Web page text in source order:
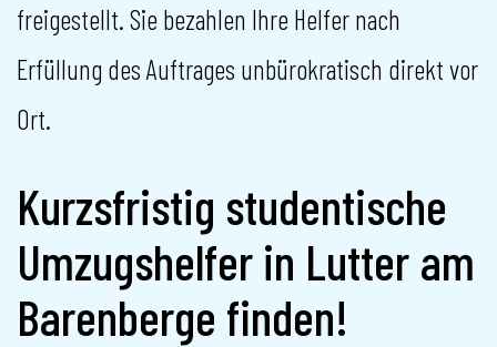
freigestellt. Sie bezahlen Ihre Helfer nach
Erfüllung des Auftrages unbürokratisch direkt vor
Ort.
Kurzsfristig studentische
Umzugshelfer in Lutter am
Barenberge finden!